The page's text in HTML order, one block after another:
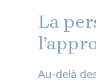
La
Au-delà